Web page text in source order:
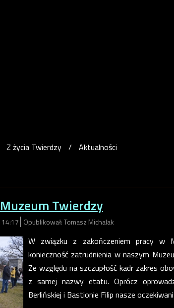
Z życia Twierdzy / Aktualności
Twierdzy
Opublikował: Tomasz Michalak
W związku z zakończeniem pracy w
konieczność zatrudnienia w naszym
Ze względu na szczupłość kadr zakres
z samej nazwy etatu. Oprócz
Berlińskiej i Bastionie Filip nasze